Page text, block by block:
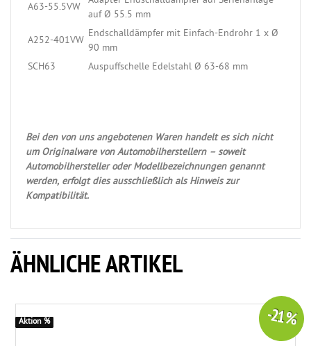
A63-55.5VW
auf Ø 55.5 mm
A252-401VW
Endschalldämpfer mit Einfach-Endrohr 1 x Ø
90 mm
SCH63
Auspuffschelle Edelstahl Ø 63-68 mm
Bei den von uns angebotenen Waren handelt es sich nicht
um Originalware von Automobilherstellern – soweit
Automobilhersteller oder Modellbezeichnungen genannt
werden, erfolgt dies ausschließlich als Hinweis zur
Kompatibilität.
ÄHNLICHE ARTIKEL
-21 %
Aktion %